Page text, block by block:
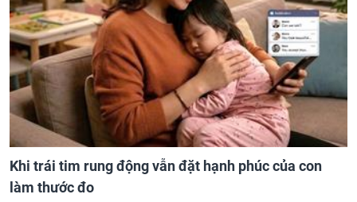
Khi trái tim rung động vẫn đặt hạnh phúc của con
làm thước đo